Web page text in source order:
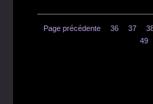
Page précédente 36 37
49